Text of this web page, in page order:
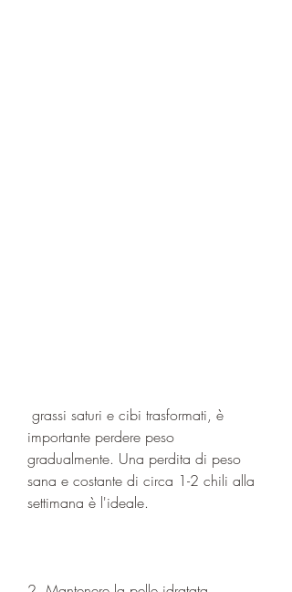
importante perdere peso
gradualmente. Una perdita di peso
sana e costante di circa 1-2 chili alla
settimana è l'ideale.